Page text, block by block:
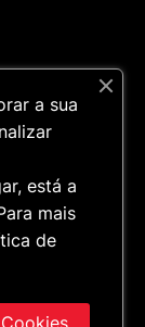
a sua
está a
mais
de